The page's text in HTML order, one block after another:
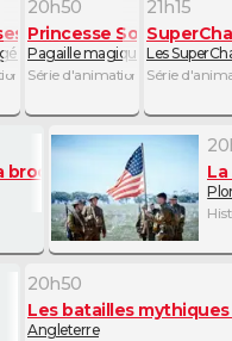
amis extraordinaires
pour Tante May / Le
- 25mn
20h50
Princesse Sofia :
Pagaille magique / L'activité
Série d'animation - 25mn
21h15
Les
Série
made in USA
20h50
Les batailles
Angleterre